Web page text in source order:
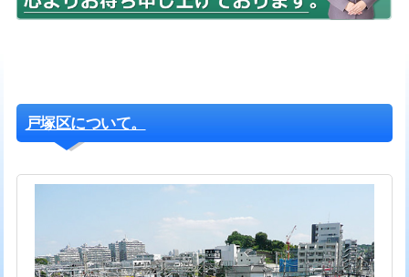
戸塚区について。